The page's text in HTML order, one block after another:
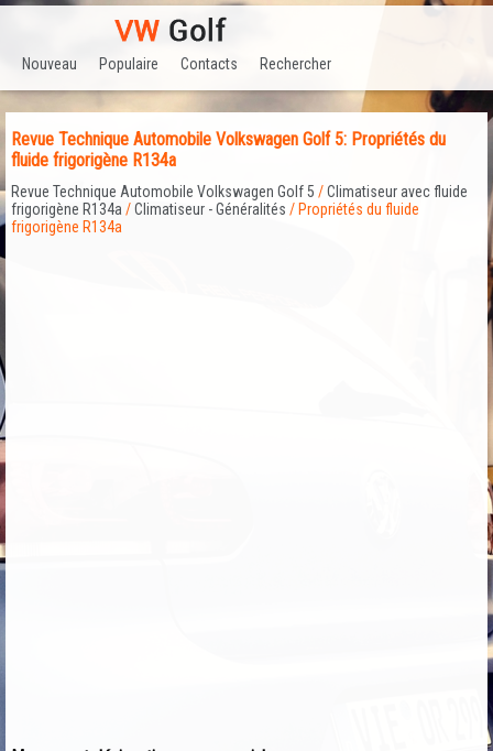
Nouveau Populaire Contacts Rechercher
Revue Technique Automobile Volkswagen Golf 5: Propriétés du
fluide frigorigène R134a
Revue Technique Automobile Volkswagen Golf 5 /Climatiseur avec fluide
frigorigène R134a /Climatiseur - Généralités / Propriétés du fluide
frigorigène R134a